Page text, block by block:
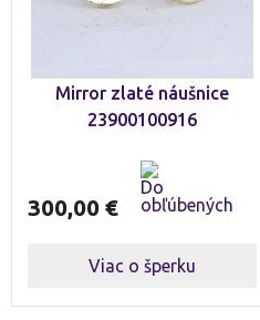
Mirror zlaté náušnice
23900100916
300,00 €
Viac o šperku